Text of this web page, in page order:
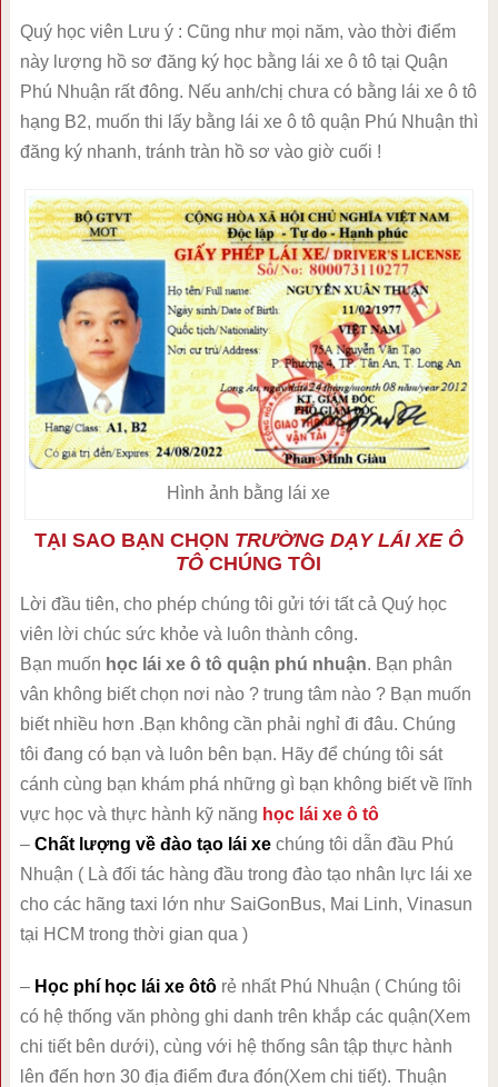
Quý học viên Lưu ý : Cũng như mọi năm, vào thời điểm
này lượng hồ sơ đăng ký học bằng lái xe ô tô tại Quận
Phú Nhuận rất đông. Nếu anh/chị chưa có bằng lái xe ô tô
hạng B2, muốn thi lấy bằng lái xe ô tô quận Phú Nhuận thì
đăng ký nhanh, tránh tràn hồ sơ vào giờ cuối !
Hình ảnh bằng lái xe
TẠI SAO BẠN CHỌN TRƯỜNG DẠY LÁI XE Ô
TÔ CHÚNG TÔI
Lời đầu tiên, cho phép chúng tôi gửi tới tất cả Quý học
viên lời chúc sức khỏe và luôn thành công.
Bạn muốn học lái xe ô tô quận phú nhuận. Bạn phân
vân không biết chọn nơi nào ? trung tâm nào ? Bạn muốn
biết nhiều hơn .Bạn không cần phải nghỉ đi đâu. Chúng
tôi đang có bạn và luôn bên bạn. Hãy để chúng tôi sát
cánh cùng bạn khám phá những gì bạn không biết về lĩnh
vực học và thực hành kỹ năng học lái xe ô tô
– Chất lượng về đào tạo lái xechúng tôi dẫn đầu Phú
Nhuận ( Là đối tác hàng đầu trong đào tạo nhân lực lái xe
cho các hãng taxi lớn như SaiGonBus, Mai Linh, Vinasun
tại HCM trong thời gian qua )
– Học phí học lái xe ôtô rẻ nhất Phú Nhuận ( Chúng tôi
có hệ thống văn phòng ghi danh trên khắp các quận(Xem
chi tiết bên dưới), cùng với hệ thống sân tập thực hành
lên đến hơn 30 địa điểm đưa đón(Xem chi tiết). Thuận